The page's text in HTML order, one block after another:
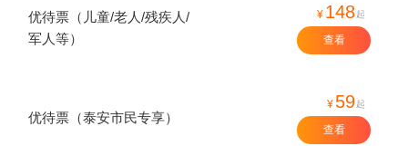
优待票（儿童/老人/残疾人/
军人等）
¥ 148起
查看
优待票（泰安市民专享）
¥ 59起
查看